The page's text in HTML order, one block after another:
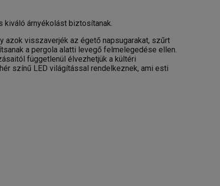
kiváló árnyékolást biztosítanak.
azok visszaverjék az égető napsugarakat, szűrt
a pergola alatti levegő felmelegedése ellen.
függetlenül élvezhetjük a kültéri
színű LED világítással rendelkeznek, ami esti